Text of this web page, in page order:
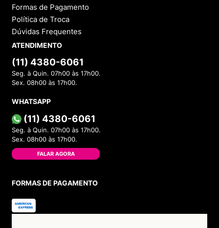
Formas de Pagamento
Política de Troca
Dúvidas Frequentes
ATENDIMENTO
(11) 4380-6061
Seg. à Quin. 07h00 às 17h00.
Sex. 08h00 às 17h00.
WHATSAPP
(11) 4380-6061
Seg. à Quin. 07h00 às 17h00.
Sex. 08h00 às 17h00.
FALAR AGORA
FORMAS DE PAGAMENTO